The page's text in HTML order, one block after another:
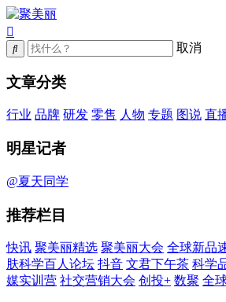
取消
文章分类
行业 品牌 研发 零售 人物 专题 图说 直
明星记者
@夏天同学
推荐栏目
快讯 聚美丽精选 聚美丽大会 全球新品
肤科学百人论坛 抖音 文君下午茶 科学
媒实训营 社交营销大会 创投+ 数聚 全